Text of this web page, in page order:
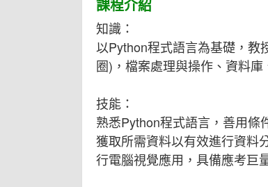
課程介紹
知識：
以Python程式語言為基礎，教
圈)，檔案處理與操作、資料
技能：
熟悉Python程式語言，善用條
獲取所需資料以有效進行資料
行電腦視覺應用，具備應考巨